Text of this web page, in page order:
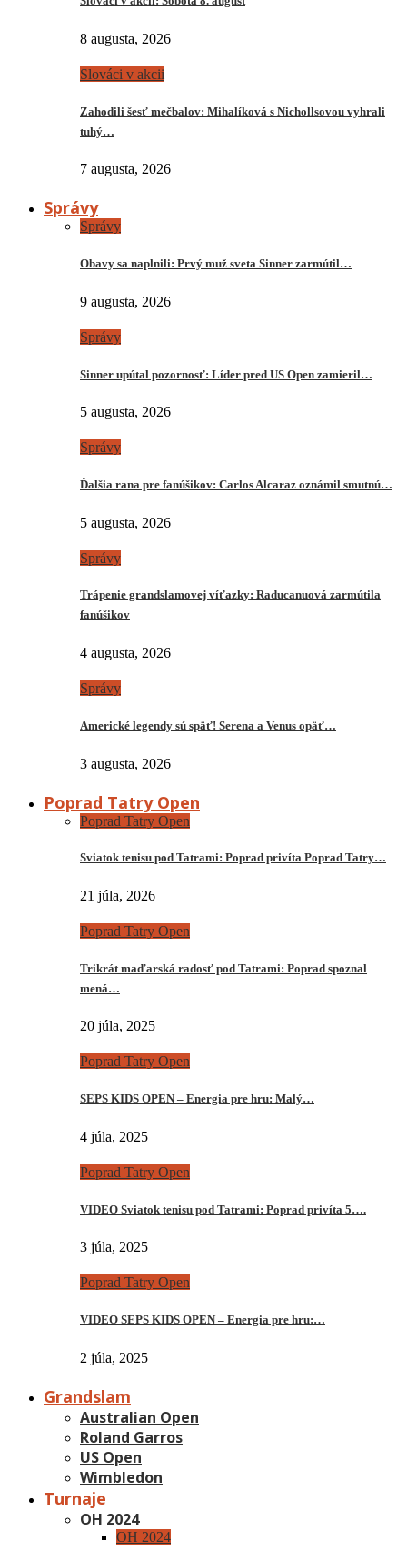
8 augusta, 2026
Slováci v akcii
Zahodili šesť mečbalov: Mihalíková s Nichollsovou vyhrali
tuhý…
7 augusta, 2026
Správy
Správy
Obavy sa naplnili: Prvý muž sveta Sinner zarmútil…
9 augusta, 2026
Správy
Sinner upútal pozornosť: Líder pred US Open zamieril…
5 augusta, 2026
Správy
Ďalšia rana pre fanúšikov: Carlos Alcaraz oznámil smutnú…
5 augusta, 2026
Správy
Trápenie grandslamovej víťazky: Raducanuová zarmútila
fanúšikov
4 augusta, 2026
Správy
Americké legendy sú späť! Serena a Venus opäť…
3 augusta, 2026
Poprad Tatry Open
Poprad Tatry Open
Sviatok tenisu pod Tatrami: Poprad privíta Poprad Tatry…
21 júla, 2026
Poprad Tatry Open
Trikrát maďarská radosť pod Tatrami: Poprad spoznal
mená…
20 júla, 2025
Poprad Tatry Open
SEPS KIDS OPEN – Energia pre hru: Malý…
4 júla, 2025
Poprad Tatry Open
VIDEO Sviatok tenisu pod Tatrami: Poprad privíta 5….
3 júla, 2025
Poprad Tatry Open
VIDEO SEPS KIDS OPEN – Energia pre hru:…
2 júla, 2025
Grandslam
Australian Open
Roland Garros
US Open
Wimbledon
Turnaje
OH 2024
OH 2024